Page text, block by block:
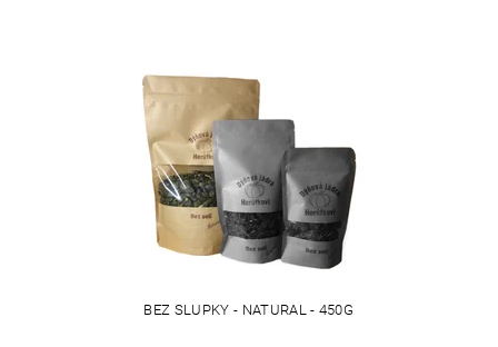
BEZ SLUPKY - NATURAL - 450G